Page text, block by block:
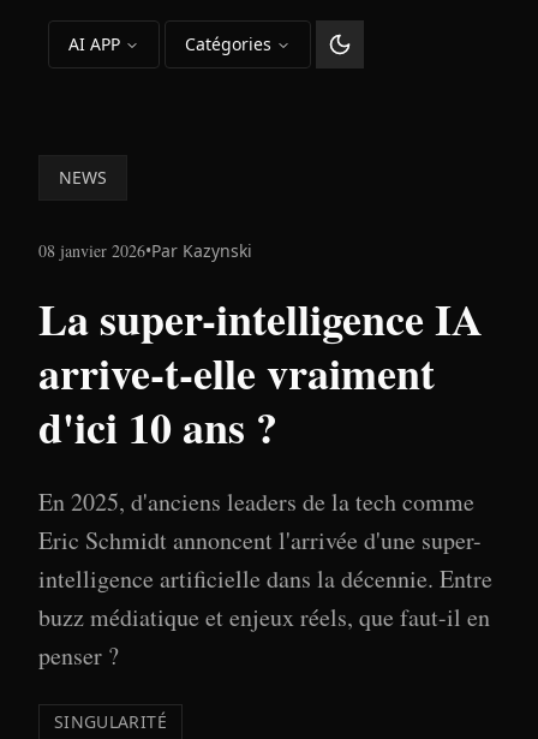
AI APP Catégories
Changer le thème
NEWS
08 janvier 2026•Par Kazynski
La super-intelligence IA
arrive-t-elle vraiment
d'ici 10 ans ?
En 2025, d'anciens leaders de la tech comme
Eric Schmidt annoncent l'arrivée d'une super-
intelligence artificielle dans la décennie. Entre
buzz médiatique et enjeux réels, que faut-il en
penser ?
SINGULARITÉ